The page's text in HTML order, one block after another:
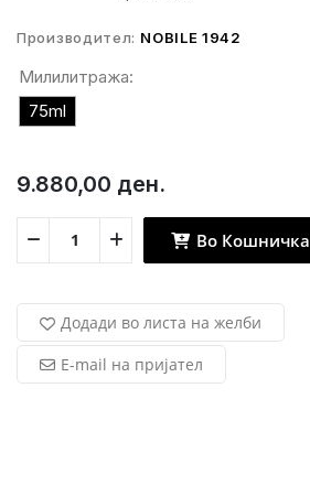
Производител: NOBILE 1942
Милилитража:
75ml
9.880,00 ден.
Во Кошничка
Додади во листа на желби
E-mail на пријател